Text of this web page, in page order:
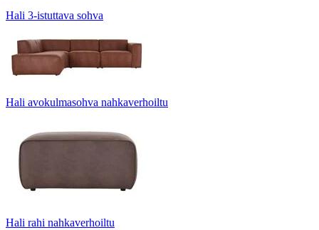
Hali 3-istuttava sohva
Hali avokulmasohva nahkaverhoiltu
Hali rahi nahkaverhoiltu